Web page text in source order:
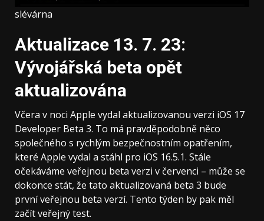
slévárna
Aktualizace 13. 7. 23:
Vývojářská beta opět
aktualizována
Včera v noci Apple vydal aktualizovanou verzi iOS 17
Developer Beta 3. To má pravděpodobně něco
společného s rychlým bezpečnostním opatřením,
které Apple vydal a stáhl pro iOS 16.5.1. Stále
očekáváme veřejnou beta verzi v červenci – může se
dokonce stát, že tato aktualizovaná beta 3 bude
první veřejnou beta verzí. Tento týden by pak měl
začít veřejný test.